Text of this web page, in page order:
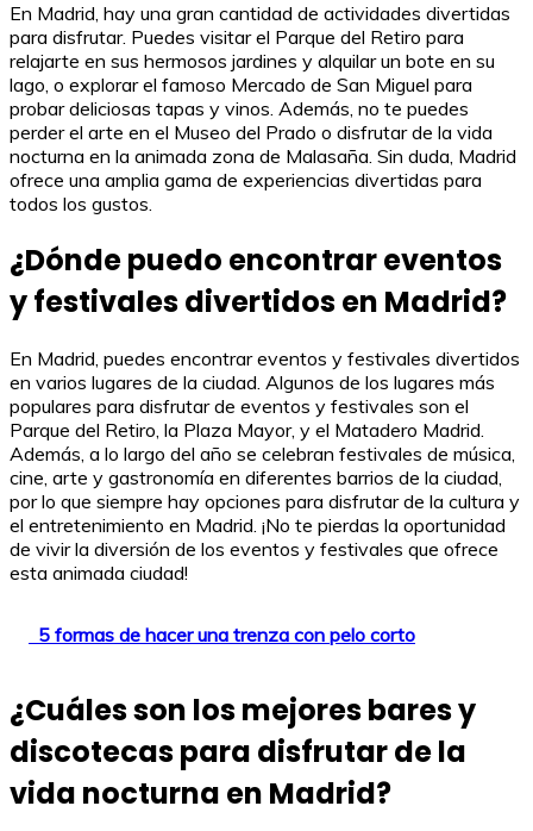
En Madrid, hay una gran cantidad de actividades divertidas
para disfrutar. Puedes visitar el Parque del Retiro para
relajarte en sus hermosos jardines y alquilar un bote en su
lago, o explorar el famoso Mercado de San Miguel para
probar deliciosas tapas y vinos. Además, no te puedes
perder el arte en el Museo del Prado o disfrutar de la vida
nocturna en la animada zona de Malasaña. Sin duda, Madrid
ofrece una amplia gama de experiencias divertidas para
todos los gustos.
¿Dónde puedo encontrar eventos
y festivales divertidos en Madrid?
En Madrid, puedes encontrar eventos y festivales divertidos
en varios lugares de la ciudad. Algunos de los lugares más
populares para disfrutar de eventos y festivales son el
Parque del Retiro, la Plaza Mayor, y el Matadero Madrid.
Además, a lo largo del año se celebran festivales de música,
cine, arte y gastronomía en diferentes barrios de la ciudad,
por lo que siempre hay opciones para disfrutar de la cultura y
el entretenimiento en Madrid. ¡No te pierdas la oportunidad
de vivir la diversión de los eventos y festivales que ofrece
esta animada ciudad!
5 formas de hacer una trenza con pelo corto
¿Cuáles son los mejores bares y
discotecas para disfrutar de la
vida nocturna en Madrid?